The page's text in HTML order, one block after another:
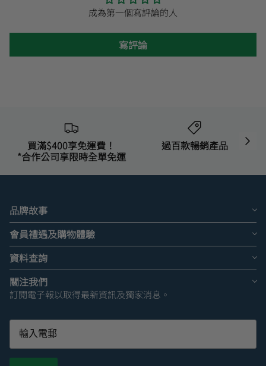
成為第一個寫評論的人
寫評論
買滿$400享免運費！
*合作公司享限時全單免運
過百款暢銷產品
品牌故事
會員禮遇及購物體驗
資料查詢
關注我們
訂閱電子報以取得最新資訊及獨家消息。